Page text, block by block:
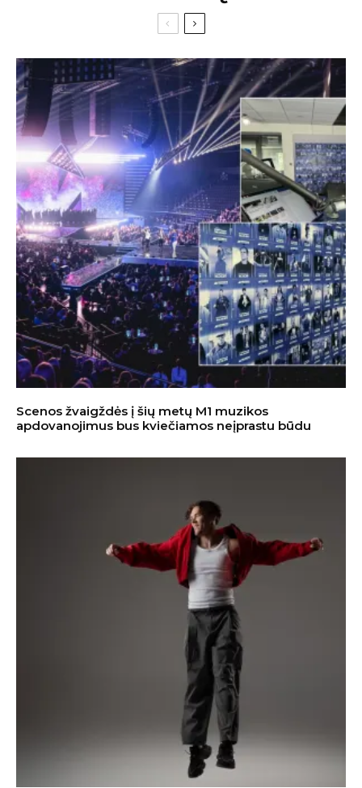
Scenos žvaigždės į šių metų M1 muzikos
apdovanojimus bus kviečiamos neįprastu būdu